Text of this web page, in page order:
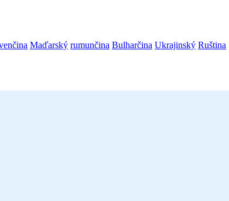
Maďarský rumunčina Bulharčina Ukrajinský Ruština